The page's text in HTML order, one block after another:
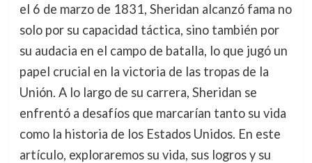
el 6 de marzo de 1831, Sheridan alcanzó fama no
solo por su capacidad táctica, sino también por
su audacia en el campo de batalla, lo que jugó un
papel crucial en la victoria de las tropas de la
Unión. A lo largo de su carrera, Sheridan se
enfrentó a desafíos que marcarían tanto su vida
como la historia de los Estados Unidos. En este
artículo, exploraremos su vida, sus logros y su